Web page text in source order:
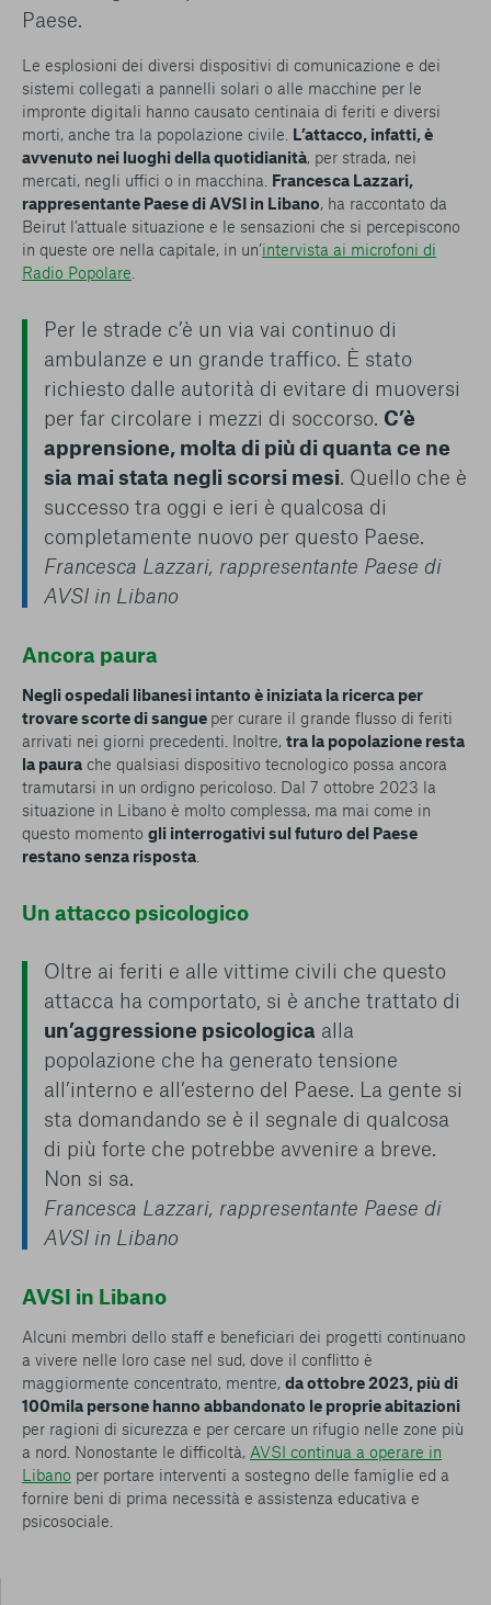
Paese.
Le esplosioni dei diversi dispositivi di comunicazione e dei
sistemi collegati a pannelli solari o alle macchine per le
impronte digitali hanno causato centinaia di feriti e diversi
morti, anche tra la popolazione civile. L’attacco, infatti, è
avvenuto nei luoghi della quotidianità, per strada, nei
mercati, negli uffici o in macchina. Francesca Lazzari,
rappresentante Paese di AVSI in Libano, ha raccontato da
Beirut l’attuale situazione e le sensazioni che si percepiscono
in queste ore nella capitale, in un’intervista ai microfoni di
Radio Popolare
Per le strade c’è un via vai continuo di
ambulanze e un grande traffico. È stato
richiesto dalle autorità di evitare di muoversi
per far circolare i mezzi di soccorso. C’è
apprensione, molta di più di quanta ce ne
sia mai stata negli scorsi mesi. Quello che è
successo tra oggi e ieri è qualcosa di
completamente nuovo per questo Paese.
Francesca Lazzari, rappresentante Paese di
AVSI in Libano
Ancora paura
Negli ospedali libanesi intanto è iniziata la ricerca per
trovare scorte di sangue per curare il grande flusso di feriti
arrivati nei giorni precedenti. Inoltre, tra la popolazione resta
la paura che qualsiasi dispositivo tecnologico possa ancora
tramutarsi in un ordigno pericoloso. Dal 7 ottobre 2023 la
situazione in Libano è molto complessa, ma mai come in
questo momento gli interrogativi sul futuro del Paese
restano senza risposta
Un attacco psicologico
Oltre ai feriti e alle vittime civili che questo
attacca ha comportato, si è anche trattato di
un’aggressione psicologica alla
popolazione che ha generato tensione
all’interno e all’esterno del Paese. La gente si
sta domandando se è il segnale di qualcosa
di più forte che potrebbe avvenire a breve.
Non si sa.
Francesca Lazzari, rappresentante Paese di
AVSI in Libano
AVSI in Libano
Alcuni membri dello staff e beneficiari dei progetti continuano
a vivere nelle loro case nel sud, dove il conflitto è
maggiormente concentrato, mentre, da ottobre 2023, più di
100mila persone hanno abbandonato le proprie abitazioni
per ragioni di sicurezza e per cercare un rifugio nelle zone più
a nord. Nonostante le difficoltà, AVSI continua a operare in
Libano per portare interventi a sostegno delle famiglie ed a
fornire beni di prima necessità e assistenza educativa e
psicosociale.